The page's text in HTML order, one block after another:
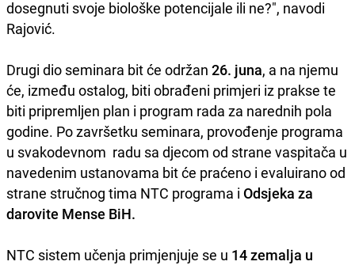
dosegnuti svoje biološke potencijale ili ne?", navodi
Rajović.
Drugi dio seminara bit će održan 26. juna, a na njemu
će, između ostalog, biti obrađeni primjeri iz prakse te
biti pripremljen plan i program rada za narednih pola
godine. Po završetku seminara, provođenje programa
u svakodevnom radu sa djecom od strane vaspitača u
navedenim ustanovama bit će praćeno i evaluirano od
strane stručnog tima NTC programa i Odsjeka za
darovite Mense BiH.
NTC sistem učenja primjenjuje se u 14 zemalja u